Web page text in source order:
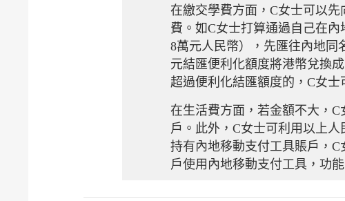
在繳交學費方面，C女士可以
費。如C女士打算通過自己在
8萬元人民幣），先匯往內地同
元結匯便利化額度將港幣兌換
超過便利化結匯額度的，C女
在生活費方面，若金額不大，
戶。此外，C女士可利用以上
持有內地移動支付工具賬戶，
戶使用內地移動支付工具，功